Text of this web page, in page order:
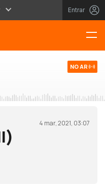
Entrar
NO AR
4 mar, 2021, 03:07